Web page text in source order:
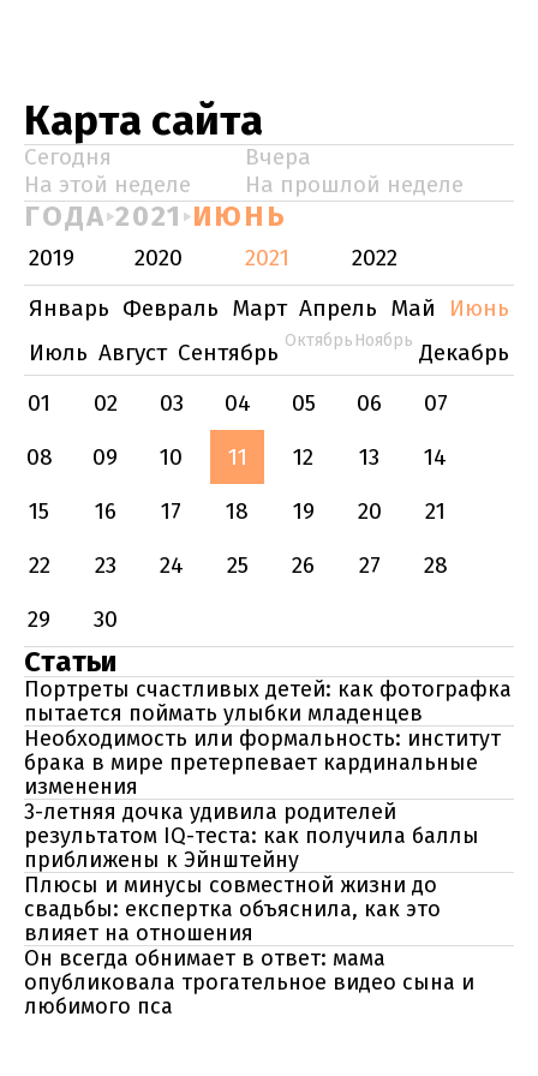
Карта сайта
Сегодня
Вчера
На этой неделе
На прошлой неделе
ГОДА 2021 ИЮНЬ
2019 2020 2021
2022
Январь Февраль Март Апрель Май
Июнь
Июль Август Сентябрь Октябрь Ноябрь Декабрь
01
02 03 04 05 06
07
08
09 10 11 12 13
14
15
16 17 18 19 20
21
22
23 24 25 26 27
28
29
30
Статьи
Портреты счастливых детей: как фотографка
пытается поймать улыбки младенцев
Необходимость или формальность: институт
брака в мире претерпевает кардинальные
изменения
3-летняя дочка удивила родителей
результатом IQ-теста: как получила баллы
приближены к Эйнштейну
Плюсы и минусы совместной жизни до
свадьбы: експертка объяснила, как это
влияет на отношения
Он всегда обнимает в ответ: мама
опубликовала трогательное видео сына и
любимого пса